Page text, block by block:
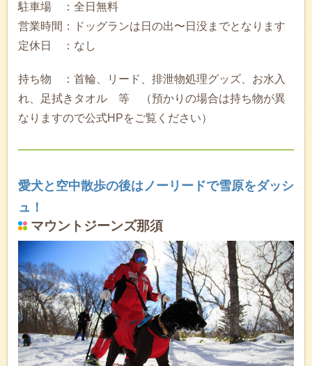
駐車場 ：全日無料
営業時間：ドッグランは日の出〜日没までとなります
定休日 ：なし
持ち物 ：首輪、リード、排泄物処理グッズ、お水入
れ、足拭きタオル 等 （預かりの場合は持ち物が異
なりますので公式HPをご覧ください）
愛犬と空中散歩の後はノーリードで雪原をダッシ
ュ！
マウントジーンズ那須